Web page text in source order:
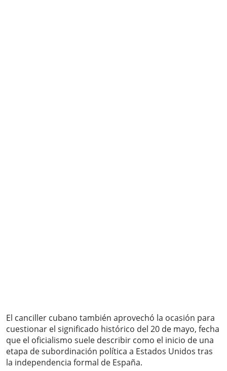
El canciller cubano también aprovechó la ocasión para
cuestionar el significado histórico del 20 de mayo, fecha
que el oficialismo suele describir como el inicio de una
etapa de subordinación política a Estados Unidos tras
la independencia formal de España.